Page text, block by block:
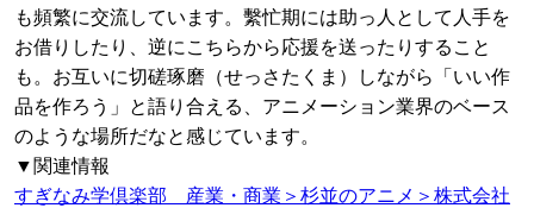
も頻繁に交流しています。繫忙期には助っ人として人手を
お借りしたり、逆にこちらから応援を送ったりすること
も。お互いに切磋琢磨（せっさたくま）しながら「いい作
品を作ろう」と語り合える、アニメーション業界のベース
のような場所だなと感じています。
▼関連情報
すぎなみ学倶楽部 産業・商業＞杉並のアニメ＞株式会社